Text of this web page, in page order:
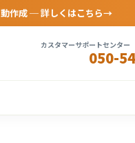
作成 ─ 詳しくはこちら→
カスタマーサポートセンタ
050-